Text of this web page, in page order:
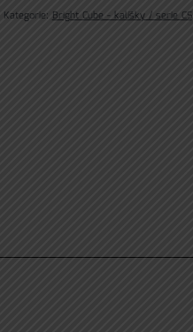
Kategorie:Bright Cube - kalíšky / serie CS